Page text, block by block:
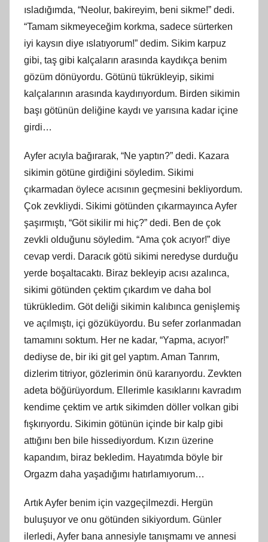
ısladığımda, “Neolur, bakireyim, beni sikme!” dedi.
“Tamam sikmeyeceğim korkma, sadece sürterken
iyi kaysın diye ıslatıyorum!” dedim. Sikim karpuz
gibi, taş gibi kalçaların arasında kaydıkça benim
gözüm dönüyordu. Götünü tükrükleyip, sikimi
kalçalarının arasında kaydırıyordum. Birden sikimin
başı götünün deliğine kaydı ve yarısına kadar içine
girdi…
Ayfer acıyla bağırarak, “Ne yaptın?” dedi. Kazara
sikimin götüne girdiğini söyledim. Sikimi
çıkarmadan öylece acısının geçmesini bekliyordum.
Çok zevkliydi. Sikimi götünden çıkarmayınca Ayfer
şaşırmıştı, “Göt sikilir mi hiç?” dedi. Ben de çok
zevkli olduğunu söyledim. “Ama çok acıyor!” diye
cevap verdi. Daracık götü sikimi neredyse durduğu
yerde boşaltacaktı. Biraz bekleyip acısı azalınca,
sikimi götünden çektim çıkardım ve daha bol
tükrükledim. Göt deliği sikimin kalıbınca genişlemiş
ve açılmıştı, içi gözüküyordu. Bu sefer zorlanmadan
tamamını soktum. Her ne kadar, “Yapma, acıyor!”
dediyse de, bir iki git gel yaptım. Aman Tanrım,
dizlerim titriyor, gözlerimin önü kararıyordu. Zevkten
adeta böğürüyordum. Ellerimle kasıklarını kavradım
kendime çektim ve artık sikimden döller volkan gibi
fışkırıyordu. Sikimin götünün içinde bir kalp gibi
attığını ben bile hissediyordum. Kızın üzerine
kapandım, biraz bekledim. Hayatımda böyle bir
Orgazm daha yaşadığımı hatırlamıyorum…
Artık Ayfer benim için vazgeçilmezdi. Hergün
buluşuyor ve onu götünden sikiyordum. Günler
ilerledi, Ayfer bana annesiyle tanışmamı ve annesi